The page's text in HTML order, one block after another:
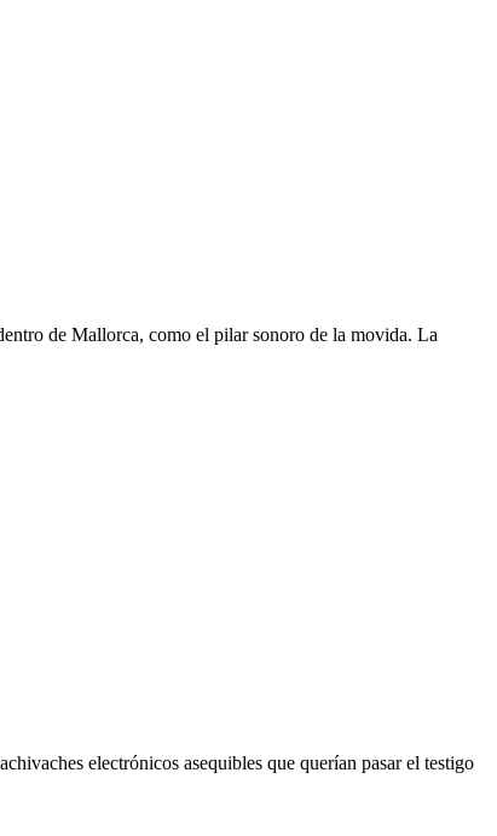
de Mallorca, como el pilar sonoro de la movida. La
electrónicos asequibles que querían pasar el testigo